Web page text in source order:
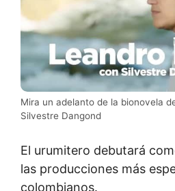
Mira un adelanto de la bionovela
Silvestre Dangond
El urumitero debutará
las producciones más
colombianos.